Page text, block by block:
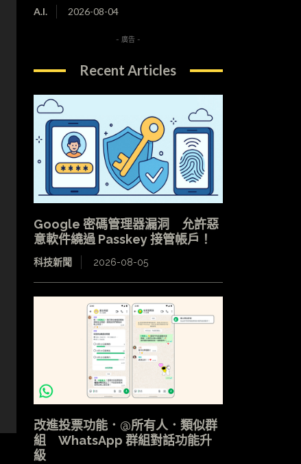
A.I. 2026-08-04
- 廣告 -
Recent Articles
Google 密碼管理器漏洞 允許惡
意軟件繞過 Passkey 接管帳戶！
科技新聞 2026-08-05
改進投票功能．@所有人．類似群
組 WhatsApp 群組對話功能升
級